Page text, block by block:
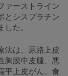
ァーストライン
とシスプラチン
た。
法は、尿路上皮
胸膜中皮腫、悪
平上皮がん、食